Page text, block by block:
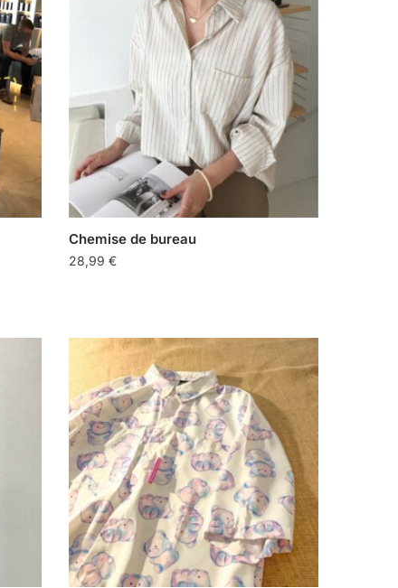
Chemise de bureau
28,99€